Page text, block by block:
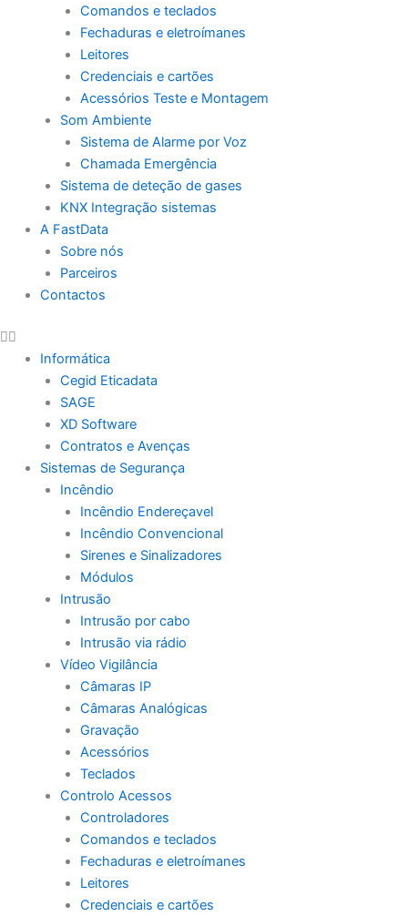
Comandos e teclados
Fechaduras e eletroímanes
Leitores
Credenciais e cartões
Acessórios Teste e Montagem
Som Ambiente
Sistema de Alarme por Voz
Chamada Emergência
Sistema de deteção de gases
KNX Integração sistemas
A FastData
Sobre nós
Parceiros
Contactos
Informática
Cegid Eticadata
SAGE
XD Software
Contratos e Avenças
Sistemas de Segurança
Incêndio
Incêndio Endereçavel
Incêndio Convencional
Sirenes e Sinalizadores
Módulos
Intrusão
Intrusão por cabo
Intrusão via rádio
Vídeo Vigilância
Câmaras IP
Câmaras Analógicas
Gravação
Acessórios
Teclados
Controlo Acessos
Controladores
Comandos e teclados
Fechaduras e eletroímanes
Leitores
Credenciais e cartões